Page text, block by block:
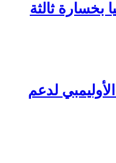
بخسارة ثالثة
لدعم